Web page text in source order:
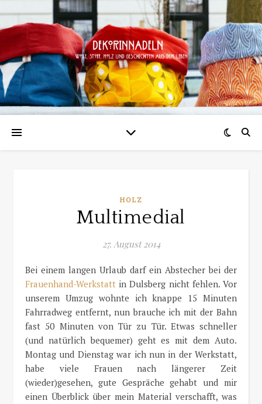
HOLZ
Multimedial
27. August 2014
Bei einem langen Urlaub darf ein Abstecher bei der
Frauenhand-Werkstatt in Dulsberg nicht fehlen. Vor
unserem Umzug wohnte ich knappe 15 Minuten
Fahrradweg entfernt, nun brauche ich mit der Bahn
fast 50 Minuten von Tür zu Tür. Etwas schneller
(und natürlich bequemer) geht es mit dem Auto.
Montag und Dienstag war ich nun in der Werkstatt,
habe viele Frauen nach längerer Zeit
(wieder)gesehen, gute Gespräche gehabt und mir
einen Überblick über mein Material verschafft, was